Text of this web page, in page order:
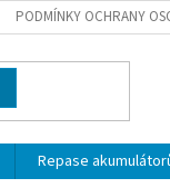
PODMÍNKY OCHRANY
Repase